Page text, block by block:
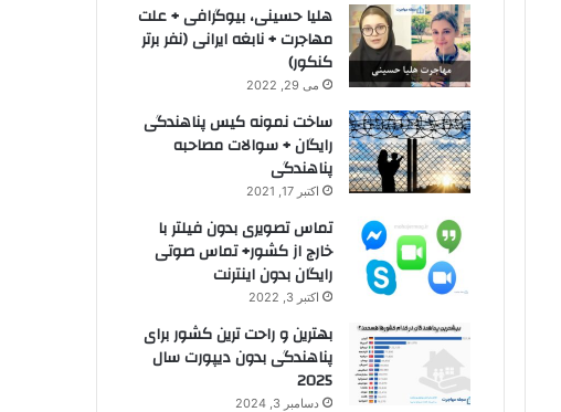
هلیا حسینی، بیوگرافی + علت
مهاجرت + نابغه ایرانی (نفر برتر
کنکور)
می 29, 2022
ساخت نمونه کیس پناهندگی
رایگان + سوالات مصاحبه
پناهندگی
اکتبر 17, 2021
تماس تصویری بدون فیلتر با
خارج از کشور+ تماس صوتی
رایگان بدون اینترنت
اکتبر 3, 2022
بهترین و راحت ترین کشور برای
پناهندگی بدون دیپورت سال
2025
دسامبر 3, 2024